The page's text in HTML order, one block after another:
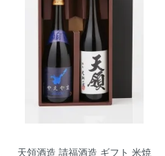
天領酒造 請福酒造 ギフト 米焼